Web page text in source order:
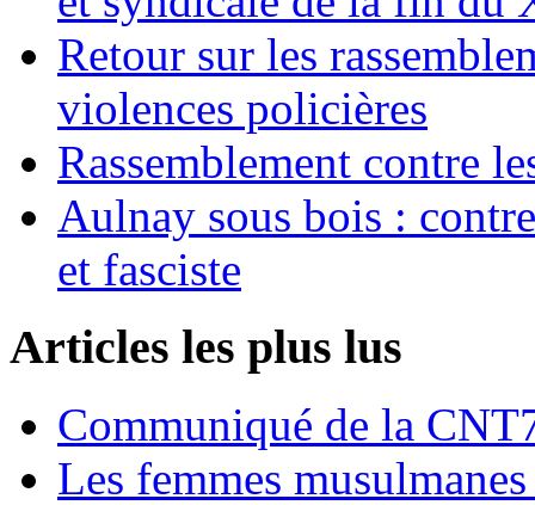
Retour sur les
violences policières
Rassemblement contre
Aulnay sous bois :
et fasciste
Articles les plus lus
Communiqué de la
Les femmes